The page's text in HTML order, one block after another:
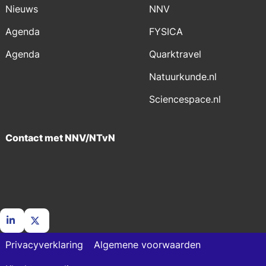
Nieuws
Agenda
Agenda
NNV
FYSICA
Quarktravel
Natuurkunde.nl
Sciencespace.nl
Contact met NNV/NTvN
Ga
naar
Privacyverklaring Algemene voorwaarden